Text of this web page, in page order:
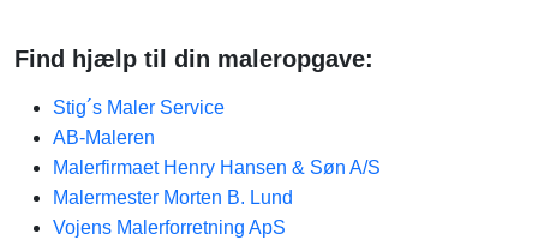
Find hjælp til din maleropgave:
Stig´s Maler Service
AB-Maleren
Malerfirmaet Henry Hansen & Søn A/S
Malermester Morten B. Lund
Vojens Malerforretning ApS